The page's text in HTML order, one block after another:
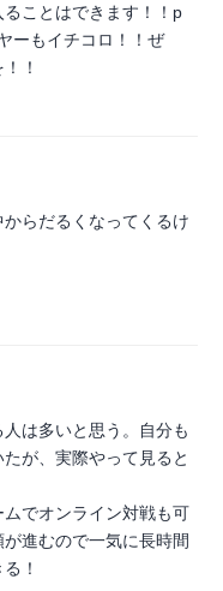
ことはできます！！p
ーもイチコロ！！ぜ
！
らだるくなってくるけ
は多いと思う。自分も
が、実際やって見ると
でオンライン対戦も可
進むので一気に長時間
！